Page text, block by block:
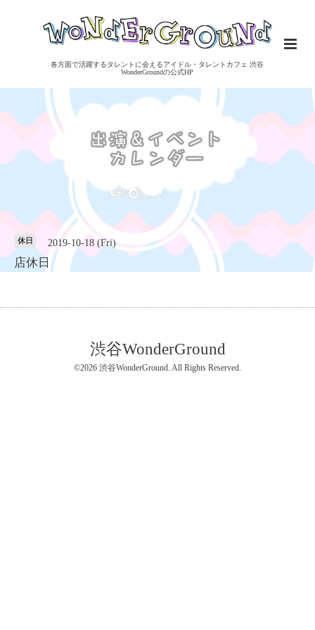
各方面で活躍するタレントに会えるアイドル・タレントカフェ 渋谷
WonderGroundの公式HP
休日 2019-10-18 (Fri)
店休日
渋谷WonderGround
©2026 渋谷WonderGround. All Rights Reserved.